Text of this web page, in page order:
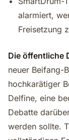
alarmiert,
Freisetzung
Die öffentliche
neuer Beifang-
hochkarätiger
Delfine, eine
Debatte
werden sollte.